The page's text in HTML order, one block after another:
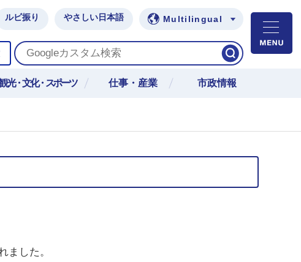
ルビ振り やさしい日本語 Multilingual
光・文化・スポーツ 仕事・産業 市政情報
ました。